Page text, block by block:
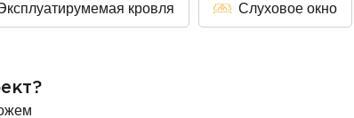
кровля Слуховое окно